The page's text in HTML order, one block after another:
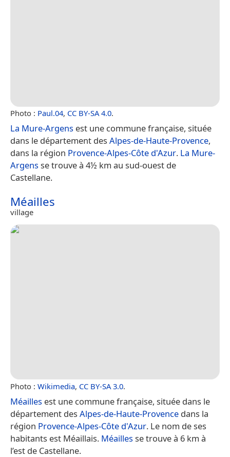
Photo : Paul.04, CC BY-SA 4.0.
La Mure-Argens est une commune française, située
dans le département des Alpes-de-Haute-Provence,
dans la région Provence-Alpes-Côte d'Azur. La Mure-
Argensse trouve à 4½ km au sud-ouest de
Castellane.
Méailles
village
Photo : Wikimedia, CC BY-SA 3.0.
Méailles est une commune française, située dans le
département des Alpes-de-Haute-Provence dans la
région Provence-Alpes-Côte d'Azur. Le nom de ses
habitants est Méaillais. Méaillesse trouve à 6 km à
l’est de Castellane.